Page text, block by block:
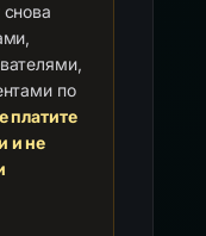
по
платите
и не